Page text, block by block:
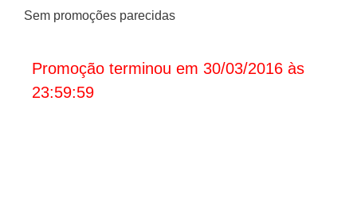
Sem promoções parecidas
Promoção terminou em 30/03/2016 às
23:59:59